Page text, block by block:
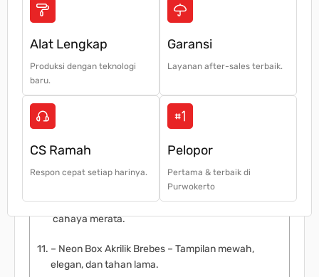
maupun malam.
– Desain fleksibel – Bisa custom sesuai logo dan
branding usaha.
– Awet & tahan cuaca – Menggunakan bahan
akrilik, vinyl, serta LED hemat energi.
Jenis Neon Box yang Kami Sediakan
Kami melayani berbagai kebutuhan neon box di
Brebes, antara lain
– Neon Box LED Brebes – Hemat listrik dengan
cahaya merata.
– Neon Box Akrilik Brebes – Tampilan mewah,
elegan, dan tahan lama.
Alat Lengkap
Produksi dengan teknologi
baru.
Garansi
Layanan after-sales terbaik.
CS Ramah
Respon cepat setiap harinya.
Pelopor
Pertama & terbaik di
Purwokerto